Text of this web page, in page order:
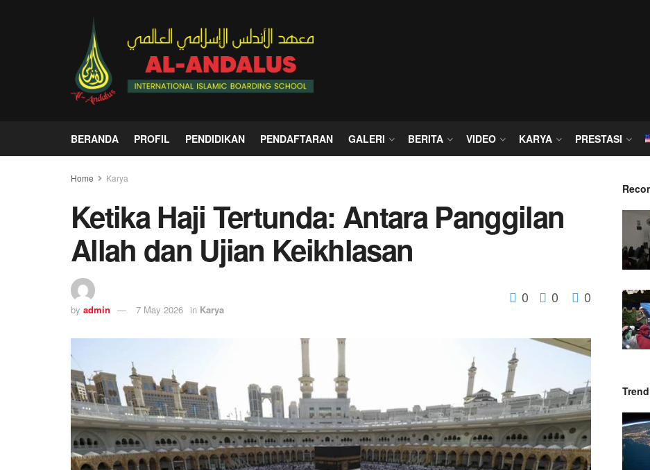
BERANDA PROFIL PENDIDIKAN PENDAFTARAN GALERI BERITA VIDEO KARYA PRESTASI
Home Karya
Ketika Haji Tertunda: Antara Panggilan
Allah dan Ujian Keikhlasan
by admin 7 May 2026 in Karya
0 0 0